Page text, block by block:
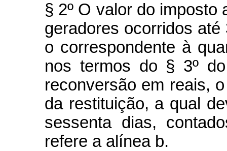
§ 2º O valor do imposto
geradores ocorridos
o correspondente à
nos termos do § 3º
reconversão em reais,
da restituição, a qual
sessenta dias,
refere a alínea b.